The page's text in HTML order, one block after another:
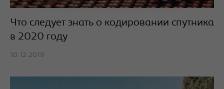
Что следует знать о кодировании спутника
в 2020 году
10.12.2019